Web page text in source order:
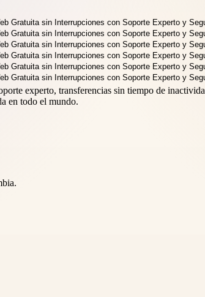
experto, transferencias sin tiempo de
en todo el mundo.